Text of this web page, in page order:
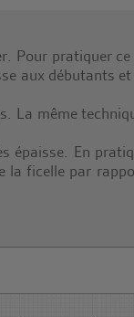
Pour pratiquer
aux débutants
La même
épaisse. En
la ficelle par